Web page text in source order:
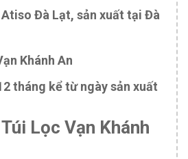
Atiso Đà Lạt, sản xuất tại Đà
Khánh An
tháng kể từ ngày sản xuất
Lọc Vạn Khánh